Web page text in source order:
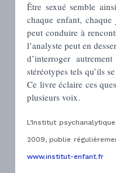
Être sexué semble
chaque enfant,
peut conduire à
l’analyste peut en
d’interroger
stéréotypes tels qu’ils
Ce livre éclaire ces
plusieurs voix.
L’Institut
2009, publie
www.institut-enfant.fr